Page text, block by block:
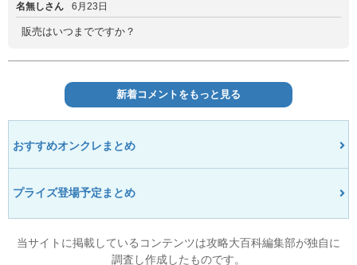
名無しさん 6月23日
販売はいつまでですか？
新着コメントをもっと見る
おすすめオンクレまとめ
プライズ登場予定まとめ
当サイトに掲載しているコンテンツは攻略大百科編集部が独自に
調査し作成したものです。